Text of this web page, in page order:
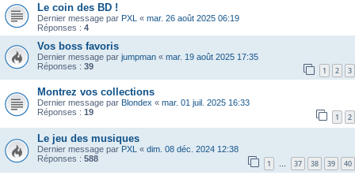
Le coin des BD !
Dernier message par PXL « mar. 26 août 2025 06:19
Réponses : 4
Vos boss favoris
Dernier message par jumpman « mar. 19 août 2025 17:35
Réponses : 39 1 2 3
Montrez vos collections
Dernier message par Blondex « mar. 01 juil. 2025 16:33
Réponses : 19 1 2
Le jeu des musiques
Dernier message par PXL « dim. 08 déc. 2024 12:38
Réponses : 588 1 … 37 38 39 40